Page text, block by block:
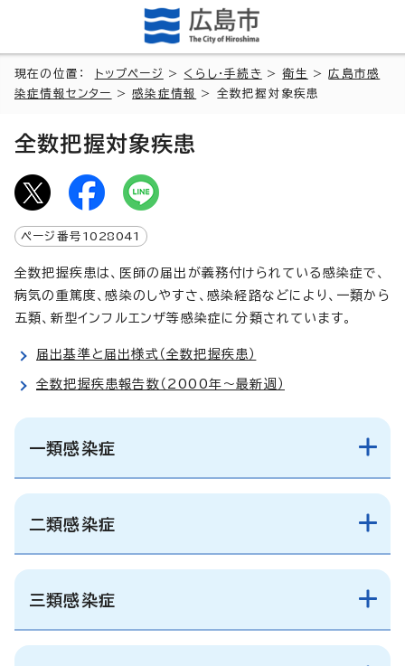
現在の位置： トップページ > くらし・手続き >衛生 >広島市感
染症情報センター
>感染症情報 > 全数把握対象疾患
全数把握対象疾患
ページ番号 1028041
全数把握疾患は、医師の届出が義務付けられている感染症で、
病気の重篤度、感染のしやすさ、感染経路などにより、一類から
五類、新型インフルエンザ等感染症に分類されています。
届出基準と届出様式（全数把握疾患）
全数把握疾患報告数（2000年～最新週）
一類感染症
二類感染症
三類感染症